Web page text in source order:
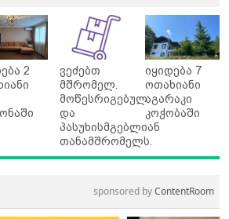
2
ვეძებთ
მშრომელ.
მოწესრიგებულ
და
პასუხისმგებლიან
თანამშრომელს.
იყიდება 7
ოთახიანი
აგარაკი
კოჭობაში
sponsored byContentRoom